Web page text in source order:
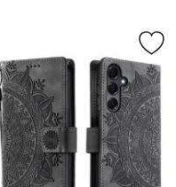
Galaxy A27